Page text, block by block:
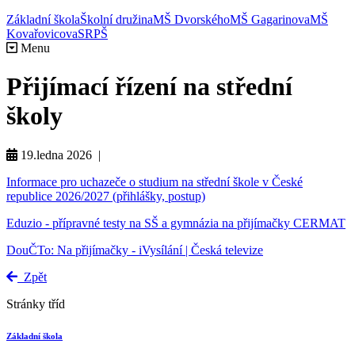
Základní školaŠkolní družinaMŠ DvorskéhoMŠ GagarinovaMŠ
KovařovicovaSRPŠ
Menu
Přijímací řízení na střední
školy
19.ledna 2026 |
Informace pro uchazeče o studium na střední škole v České
republice 2026/2027 (přihlášky, postup)
Eduzio - přípravné testy na SŠ a gymnázia na přijímačky CERMAT
DouČTo: Na přijímačky - iVysílání | Česká televize
Zpět
Stránky tříd
Základní škola